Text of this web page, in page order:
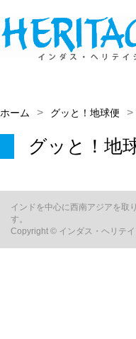
ホーム グッと！地球便
グッと！地
インドを中心に西南アジアを取
す。
Copyright © インダス・ヘリテ